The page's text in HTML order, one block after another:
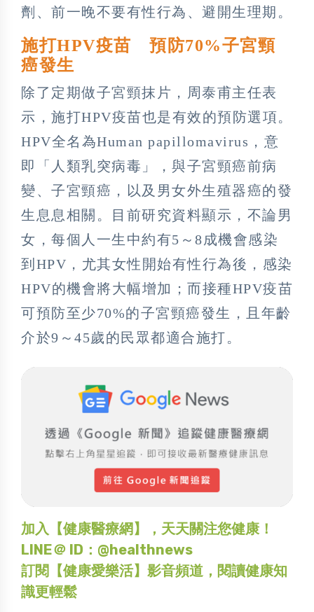
劑、前一晚不要有性行為、避開生理期。
施打HPV疫苗 預防70%子宮頸
癌發生
除了定期做子宮頸抹片，周泰甫主任表
示，施打HPV疫苗也是有效的預防選項。
HPV全名為Human papillomavirus，意
即「人類乳突病毒」，與子宮頸癌前病
變、子宮頸癌，以及男女外生殖器癌的發
生息息相關。目前研究資料顯示，不論男
女，每個人一生中約有5～8成機會感染
到HPV，尤其女性開始有性行為後，感染
HPV的機會將大幅增加；而接種HPV疫苗
可預防至少70%的子宮頸癌發生，且年齡
介於9～45歲的民眾都適合施打。
加入【健康醫療網】，天天關注您健康！
LINE＠ ID：@healthnews
訂閱【健康愛樂活】影音頻道，閱讀健康知
識更輕鬆